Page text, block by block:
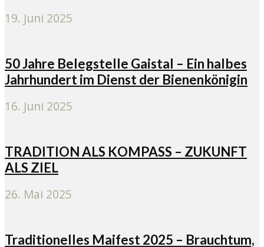
19. Juni 2025
50 Jahre Belegstelle Gaistal – Ein halbes
Jahrhundert im Dienst der Bienenkönigin
16. Juni 2025
TRADITION ALS KOMPASS – ZUKUNFT
ALS ZIEL
26. Mai 2025
Traditionelles Maifest 2025 – Brauchtum,